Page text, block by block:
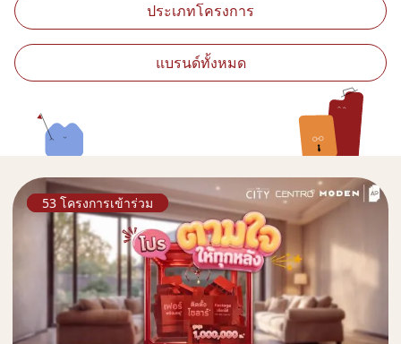
ประเภทโครงการ
แบรนด์ทั้งหมด
53 โครงการเข้าร่วม